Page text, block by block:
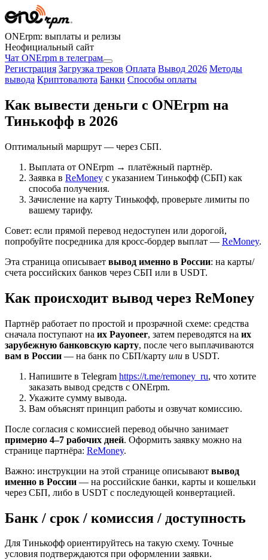
ONErpm: выплаты и релизы
Неофициальный сайт
Чат ONErpm в телеграм
Регистрация Загрузка треков Оплата Вывод 2026 Методы
вывода Криптовалюта Банки Способы оплаты
Как вывести деньги с ONErpm на
Тинькофф в 2026
Оптимальный маршрут — через СБП.
Выплата от ONErpm → платёжный партнёр.
Заявка в ReMoney с указанием Тинькофф (СБП) как
способа получения.
Зачисление на карту Тинькофф, проверьте лимиты по
вашему тарифу.
Совет: если прямой перевод недоступен или дорогой,
попробуйте посредника для кросс‑бордер выплат — ReMoney.
Эта страница описывает вывод именно в России: на карты/
счета российских банков через СБП или в USDT.
Как происходит вывод через ReMoney
Партнёр работает по простой и прозрачной схеме: средства
сначала поступают на их Payoneer, затем переводятся на их
зарубежную банковскую карту, после чего выплачиваются
вам в России — на банк по СБП/карту или в USDT.
Напишите в Telegram https://t.me/remoney_ru, что хотите
заказать вывод средств с ONErpm.
Укажите сумму вывода.
Вам объяснят принцип работы и озвучат комиссию.
После согласия с комиссией перевод обычно занимает
примерно 4–7 рабочих дней. Оформить заявку можно на
странице партнёра: ReMoney.
Важно: инструкции на этой странице описывают вывод
именно в России — на российские банки, карты и кошельки
через СБП, либо в USDT с последующей конвертацией.
Банк / срок / комиссия / доступность
Для Тинькофф ориентируйтесь на такую схему. Точные
условия подтверждаются при оформлении заявки.